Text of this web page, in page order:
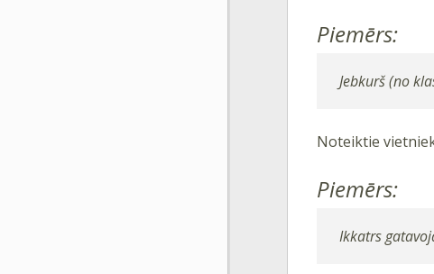
Piemērs:
Jebkurš (no
Noteiktie
Piemērs:
Ikkatrs